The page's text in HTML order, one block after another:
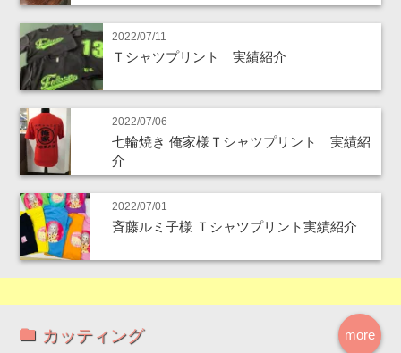
2022/07/11
Ｔシャツプリント 実績紹介
2022/07/06
七輪焼き 俺家様Ｔシャツプリント 実績紹
介
2022/07/01
斉藤ルミ子様 Ｔシャツプリント実績紹介
more
カッティング